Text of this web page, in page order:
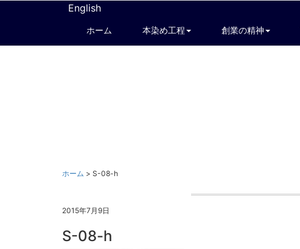
English
ホーム 本染め工程 創業の精神
ホーム > S-08-h
2015年7月9日
S-08-h